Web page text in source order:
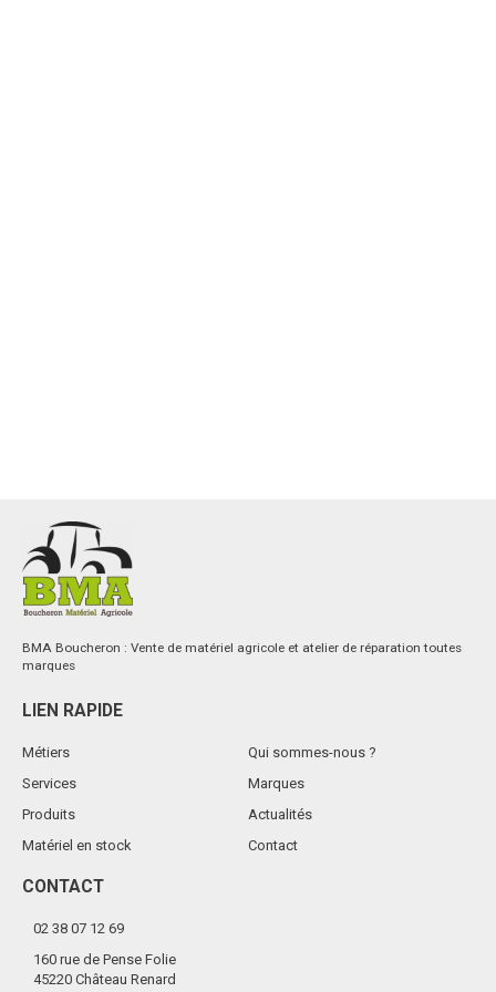
BMA Boucheron : Vente de matériel agricole et atelier de réparation toutes
marques
LIEN RAPIDE
Métiers
Services
Produits
Matériel en stock
Qui sommes-nous ?
Marques
Actualités
Contact
CONTACT
02 38 07 12 69
160 rue de Pense Folie
45220 Château Renard